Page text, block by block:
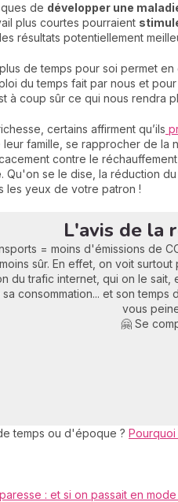
de développer une
plus courtes pourraient
résultats potentiellement
de temps pour soi permet en
du temps fait par nous et
à coup sûr ce qui nous rendra
certains affirment qu’ils
leur famille, se rapprocher de la
contre le réchauffement
. Qu'on se le dise, la réduction
les yeux de votre patron !
L'avis de la
= moins d'émissions de
sûr. En effet, on voit
du trafic internet, qui on le
consommation... et son
vous
🤗 Se
temps ou d'époque ? Pourquoi
: et si on passait en